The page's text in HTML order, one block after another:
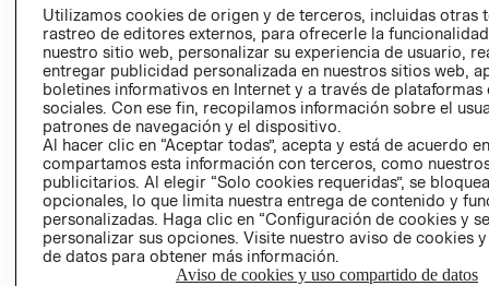
RELACIÓN CON
INVERSIONISTAS
POLÍTICA
EMPRESARIAL
- RETIRO EN
TIENDA
TÉRMINOS Y
CONDICIONES
AVISO DE
PRIVACIDAD
GIFT CARD
AVISO DE
COOKIES
Utilizamos cookies de origen y de terceros, incluidas otras
rastreo de editores externos, para ofrecerle la
nuestro sitio web, personalizar su experiencia de usuario,
entregar publicidad personalizada en nuestros sitios web,
boletines informativos en Internet y a través de plataformas
sociales. Con ese fin, recopilamos información sobre el
patrones de navegación y el dispositivo.
Al hacer clic en “Aceptar todas”, acepta y está de acuerdo
compartamos esta información con terceros, como
publicitarios. Al elegir “Solo cookies requeridas”, se
opcionales, lo que limita nuestra entrega de contenido y
personalizadas. Haga clic en “Configuración de cookies y
personalizar sus opciones. Visite nuestro aviso de cookies
de datos para obtener más información.
Aviso de cookies y uso compartido de datos